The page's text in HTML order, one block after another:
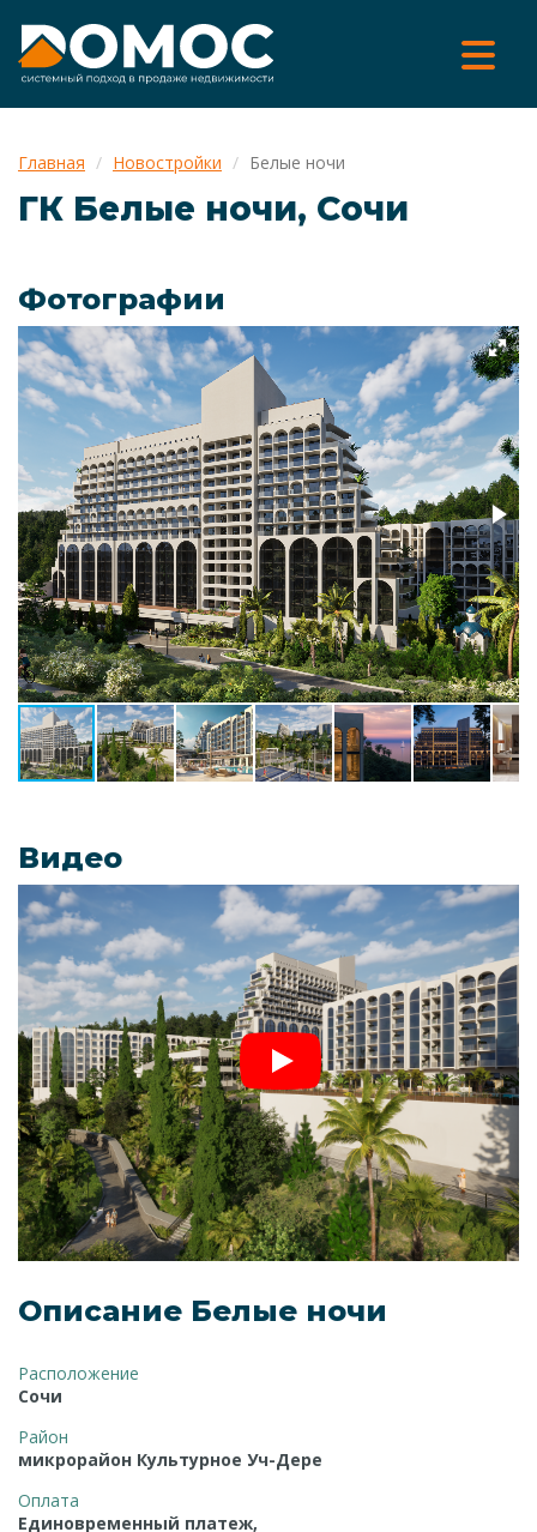
Главная Новостройки Белые ночи
ГК Белые ночи, Сочи
Фотографии
Видео
Описание Белые ночи
Расположение
Сочи
Район
микрорайон Культурное Уч-Дере
Оплата
Единовременный платеж,